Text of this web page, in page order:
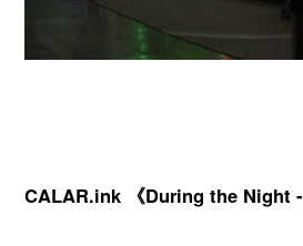
CALAR.ink 《During the Night -